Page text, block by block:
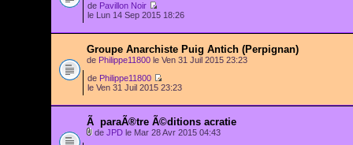
de Pavillon Noir
le Lun 14 Sep 2015 18:26
Groupe Anarchiste Puig Antich (Perpignan)
de Philippe11800 le Ven 31 Juil 2015 23:23
de Philippe11800
le Ven 31 Juil 2015 23:23
Ã paraÃ®tre Ã©ditions acratie
de JPD le Mar 28 Avr 2015 04:43